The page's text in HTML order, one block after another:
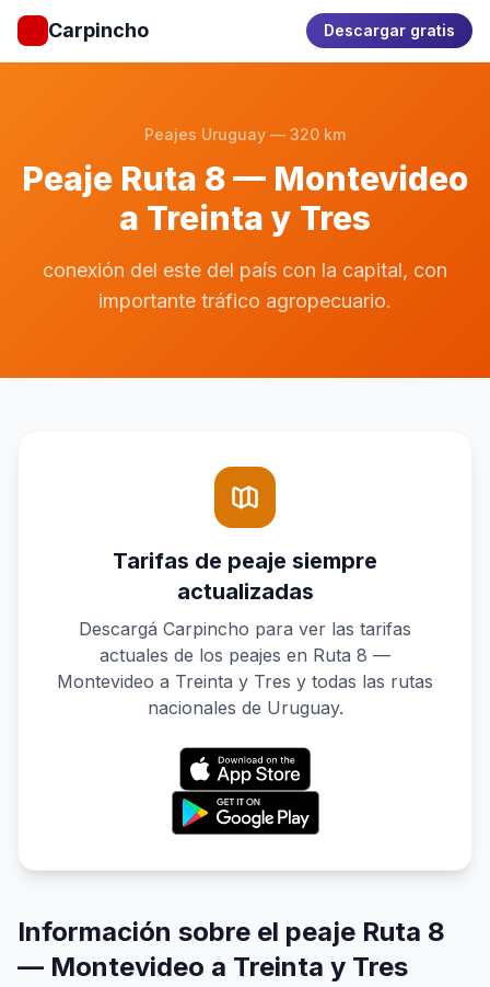
Carpincho Descargar gratis
Peajes Uruguay — 320 km
Peaje Ruta 8 — Montevideo
a Treinta y Tres
conexión del este del país con la capital, con
importante tráfico agropecuario.
Tarifas de peaje siempre
actualizadas
Descargá Carpincho para ver las tarifas
actuales de los peajes en Ruta 8 —
Montevideo a Treinta y Tres y todas las rutas
nacionales de Uruguay.
Información sobre el peaje Ruta 8
— Montevideo a Treinta y Tres